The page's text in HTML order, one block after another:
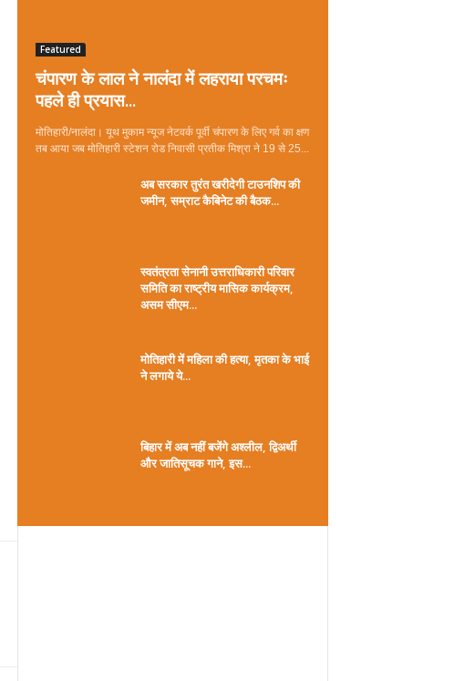
Featured
चंपारण के लाल ने नालंदा में लहराया परचमः
पहले ही प्रयास...
मोतिहारी/नालंदा। यूथ मुकाम न्यूज नेटवर्क पूर्वी चंपारण के लिए गर्व का क्षण
तब आया जब मोतिहारी स्टेशन रोड निवासी प्रतीक मिश्रा ने 19 से 25...
अब सरकार तुरंत खरीदेगी टाउनशिप की
जमीन, सम्राट कैबिनेट की बैठक...
स्वतंत्रता सेनानी उत्तराधिकारी परिवार
समिति का राष्ट्रीय मासिक कार्यक्रम,
असम सीएम...
मोतिहारी में महिला की हत्या, मृतका के भाई
ने लगाये ये...
बिहार में अब नहीं बजेंगे अश्लील, द्विअर्थी
और जातिसूचक गाने, इस...